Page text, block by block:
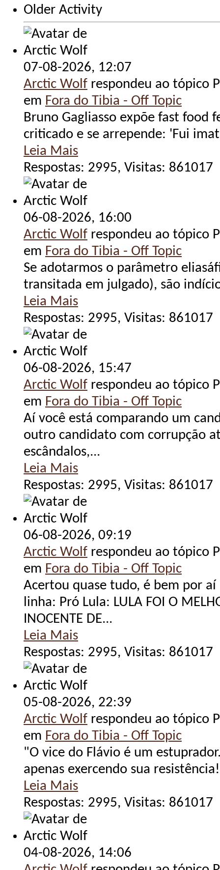
Older Activity
07-08-2026, 12:07
Arctic Wolf respondeu ao tópico
em Fora do Tibia - Off Topic
Bruno Gagliasso expõe fast food
criticado e se arrepende: 'Fui
Leia Mais
Respostas: 2995, Visitas: 861017
06-08-2026, 16:00
Arctic Wolf respondeu ao tópico
em Fora do Tibia - Off Topic
Se adotarmos o parâmetro
transitada em julgado), são
Leia Mais
Respostas: 2995, Visitas: 861017
06-08-2026, 15:47
Arctic Wolf respondeu ao tópico
em Fora do Tibia - Off Topic
Aí você está comparando um
outro candidato com corrupção
escândalos,...
Leia Mais
Respostas: 2995, Visitas: 861017
06-08-2026, 09:19
Arctic Wolf respondeu ao tópico
em Fora do Tibia - Off Topic
Acertou quase tudo, é bem por
linha: Pró Lula: LULA FOI O
INOCENTE DE...
Leia Mais
Respostas: 2995, Visitas: 861017
05-08-2026, 22:39
Arctic Wolf respondeu ao tópico
em Fora do Tibia - Off Topic
"O vice do Flávio é um
apenas exercendo sua
Leia Mais
Respostas: 2995, Visitas: 861017
04-08-2026, 14:06